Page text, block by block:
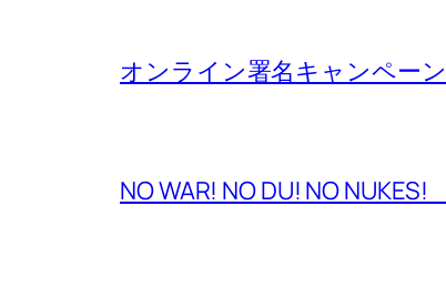
オンライン署名キャンペー
NO WAR! NO DU! NO